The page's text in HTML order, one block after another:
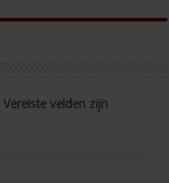
Vereiste velden zijn